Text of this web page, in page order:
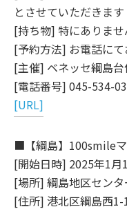
とさせていただきます
[持ち物] 特にありませ
[予約方法] お電話に
[主催] ベネッセ綱島台
[電話番号] 045-534-
[URL]
■【綱島】100smile
[開始日時] 2025年1月
[場所] 綱島地区センタ
[住所] 港北区綱島西1-